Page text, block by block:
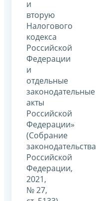
и
вторую
Налогового
кодекса
Российской
Федерации
и
отдельные
законодательные
акты
Российской
Федерации»
(Собрание
законодательства
Российской
Федерации,
2021,
№ 27,